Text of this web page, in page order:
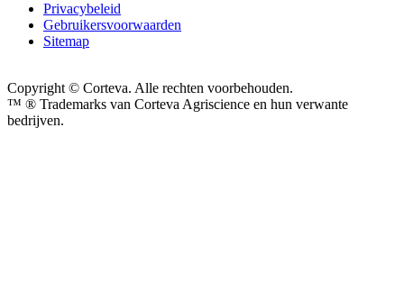
Privacybeleid
Gebruikersvoorwaarden
Sitemap
Copyright © Corteva. Alle rechten voorbehouden.
™ ® Trademarks van Corteva Agriscience en hun verwante
bedrijven.